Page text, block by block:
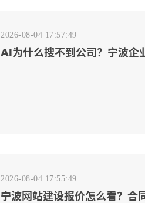
2026-08-04 17:57:49
AI为什么搜不到公司？宁波企
2026-08-04 17:55:49
宁波网站建设报价怎么看？合